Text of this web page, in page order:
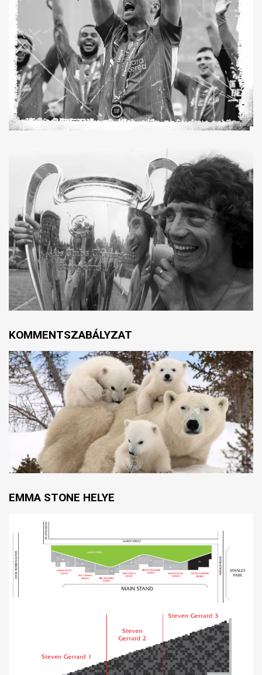
KOMMENTSZABÁLYZAT
EMMA STONE HELYE